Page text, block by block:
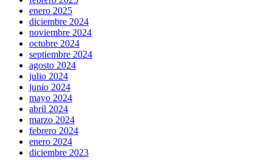
enero 2025
diciembre 2024
noviembre 2024
octubre 2024
septiembre 2024
agosto 2024
julio 2024
junio 2024
mayo 2024
abril 2024
marzo 2024
febrero 2024
enero 2024
diciembre 2023